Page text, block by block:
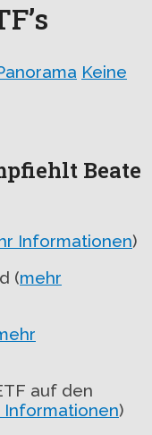
Keine
Beate
Informationen)
(mehr
auf den
Informationen)